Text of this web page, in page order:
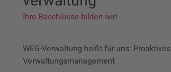
Ihre Beschlüsse bilden wir!
WEG-Verwaltung heißt für uns: Proaktives
Verwaltungsmanagement